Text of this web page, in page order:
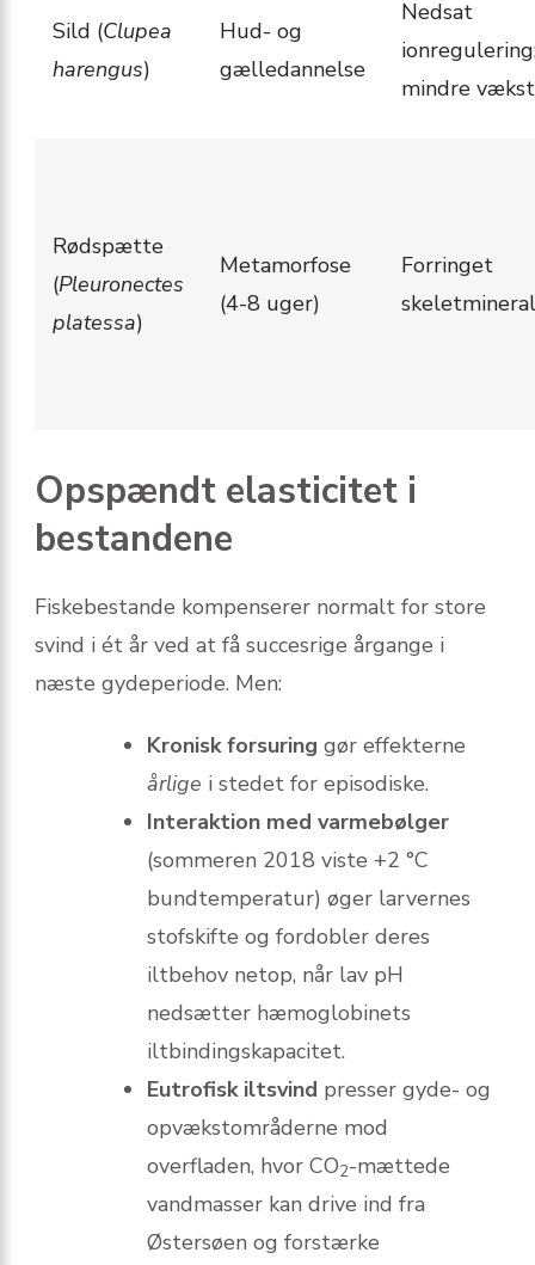
Sild (Clupea
harengus)
Hud- og
gælledannelse
Nedsat
mindre vækst
Rødspætte
(Pleuronectes
platessa)
Metamorfose
(4-8 uger)
Forringet
Opspændt elasticitet i
bestandene
Fiskebestande kompenserer normalt for store
svind i ét år ved at få succesrige årgange i
næste gydeperiode. Men:
Kronisk forsuring gør effekterne
årlige i stedet for episodiske.
Interaktion med varmebølger
(sommeren 2018 viste +2 °C
bundtemperatur) øger larvernes
stofskifte og fordobler deres
iltbehov netop, når lav pH
nedsætter hæmoglobinets
iltbindingskapacitet.
Eutrofisk iltsvind presser gyde- og
opvækstområderne mod
overfladen, hvor CO2-mættede
vandmasser kan drive ind fra
Østersøen og forstærke